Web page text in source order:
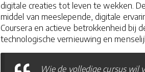
digitale creaties tot leven te wekken.
middel van meeslepende, digitale
Coursera en actieve betrokkenheid bij
technologische vernieuwing en
Wie de volledige cursus wil